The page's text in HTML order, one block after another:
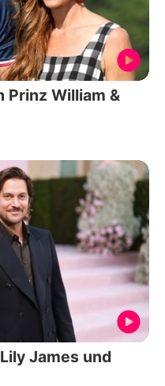
Prinz William &
James und